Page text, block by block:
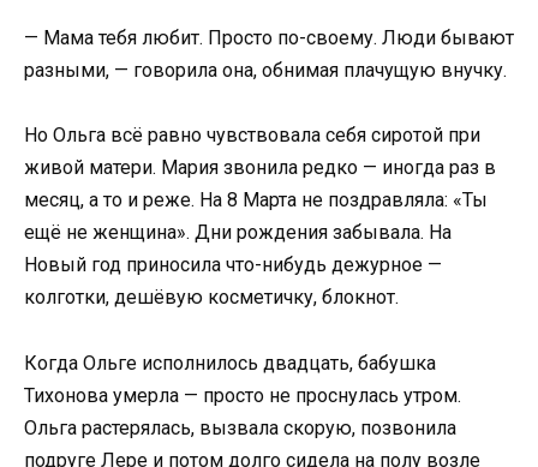
— Мама тебя любит. Просто по-своему. Люди бывают
разными, — говорила она, обнимая плачущую внучку.
Но Ольга всё равно чувствовала себя сиротой при
живой матери. Мария звонила редко — иногда раз в
месяц, а то и реже. На 8 Марта не поздравляла: «Ты
ещё не женщина». Дни рождения забывала. На
Новый год приносила что-нибудь дежурное —
колготки, дешёвую косметичку, блокнот.
Когда Ольге исполнилось двадцать, бабушка
Тихонова умерла — просто не проснулась утром.
Ольга растерялась, вызвала скорую, позвонила
подруге Лере и потом долго сидела на полу возле